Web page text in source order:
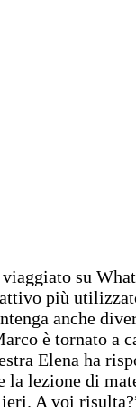
viaggiato su
più
anche
è tornato a
Elena ha
la lezione di
ieri. A voi